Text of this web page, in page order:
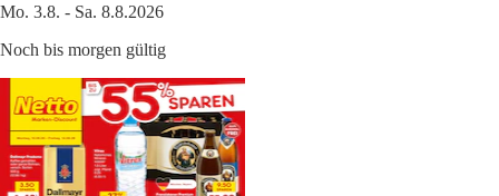
Mo. 3.8. - Sa. 8.8.2026
Noch bis morgen gültig